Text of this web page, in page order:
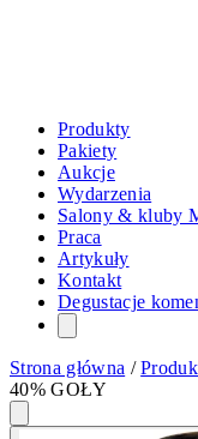
Produkty
Pakiety
Aukcje
Wydarzenia
Salony & kluby
Praca
Artykuły
Kontakt
Degustacje
Strona główna /
40% GOŁY